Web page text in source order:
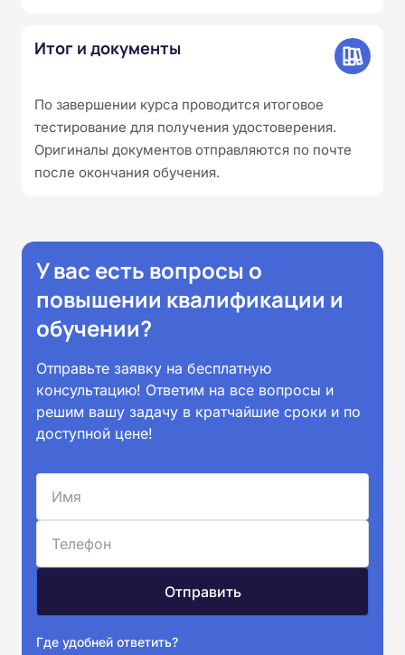
Итог и документы
По завершении курса проводится итоговое
тестирование для получения удостоверения.
Оригиналы документов отправляются по почте
после окончания обучения.
У вас есть вопросы о
повышении квалификации и
обучении?
Отправьте заявку на бесплатную
консультацию! Ответим на все вопросы и
решим вашу задачу в кратчайшие сроки и по
доступной цене!
Где удобней ответить?